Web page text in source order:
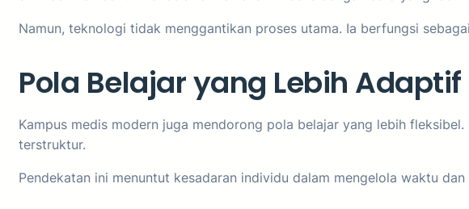
Namun, teknologi tidak menggantikan proses utama. Ia berfungsi
Pola Belajar yang Lebih Adaptif
Kampus medis modern juga mendorong pola belajar yang lebih
terstruktur.
Pendekatan ini menuntut kesadaran individu dalam mengelola waktu